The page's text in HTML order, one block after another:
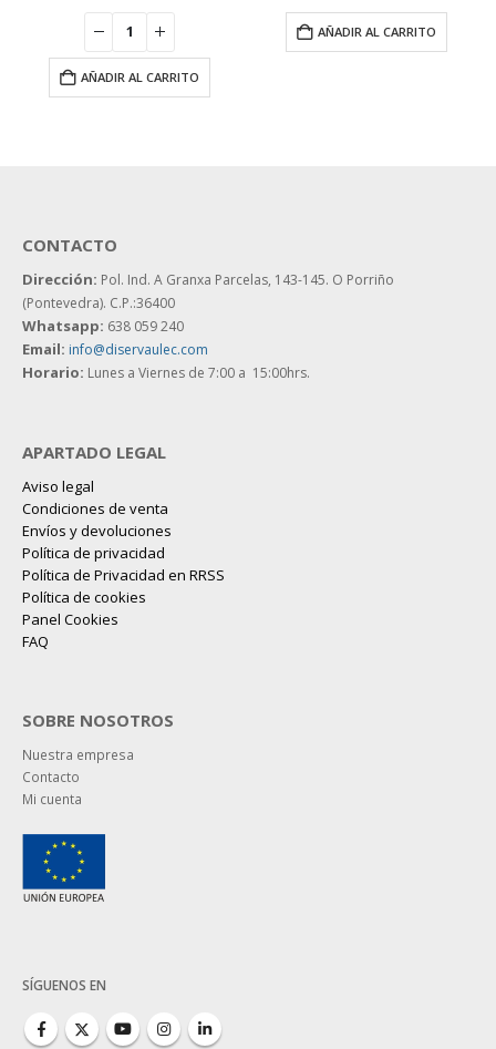
AÑADIR AL CARRITO
AÑADIR AL CARRITO
CONTACTO
Dirección: Pol. Ind. A Granxa Parcelas, 143-145. O Porriño
(Pontevedra). C.P.:36400
Whatsapp: 638 059 240
Email: info@diservaulec.com
Horario: Lunes a Viernes de 7:00 a 15:00hrs.
APARTADO LEGAL
Aviso legal
Condiciones de venta
Envíos y devoluciones
Política de privacidad
Política de Privacidad en RRSS
Política de cookies
Panel Cookies
FAQ
SOBRE NOSOTROS
Nuestra empresa
Contacto
Mi cuenta
SÍGUENOS EN